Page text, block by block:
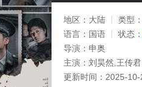
地区： 大陆 类型：
语言： 国语 状态：
导演： 申奥
主演： 刘昊然,王传
更新时间： 2025-10-